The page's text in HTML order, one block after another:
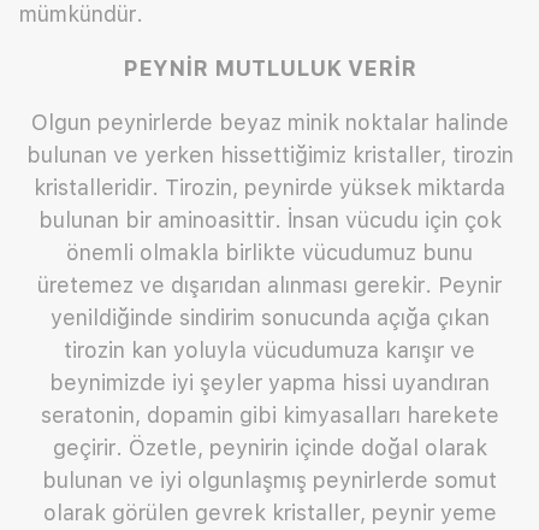
mümkündür.
PEYNİR MUTLULUK VERİR
Olgun peynirlerde beyaz minik noktalar halinde
bulunan ve yerken hissettiğimiz kristaller, tirozin
kristalleridir. Tirozin, peynirde yüksek miktarda
bulunan bir aminoasittir. İnsan vücudu için çok
önemli olmakla birlikte vücudumuz bunu
üretemez ve dışarıdan alınması gerekir. Peynir
yenildiğinde sindirim sonucunda açığa çıkan
tirozin kan yoluyla vücudumuza karışır ve
beynimizde iyi şeyler yapma hissi uyandıran
seratonin, dopamin gibi kimyasalları harekete
geçirir. Özetle, peynirin içinde doğal olarak
bulunan ve iyi olgunlaşmış peynirlerde somut
olarak görülen gevrek kristaller, peynir yeme